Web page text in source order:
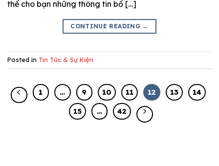
thể cho bạn những thông tin bổ […]
CONTINUE READING →
Posted in Tin Tức & Sự Kiện
1 … 9 10 11 12 13 14
15 … 42